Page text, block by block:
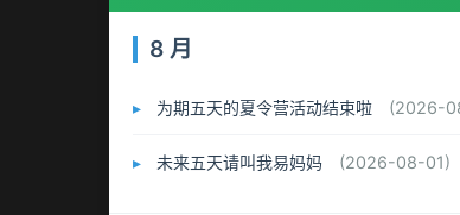
8 月
为期五天的夏令营活动结束啦 (2026-
未来五天请叫我易妈妈 (2026-08-01)